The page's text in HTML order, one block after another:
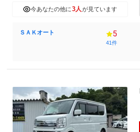
今あなたの他に3人が見ています
ＳＡＫオート 5
41件